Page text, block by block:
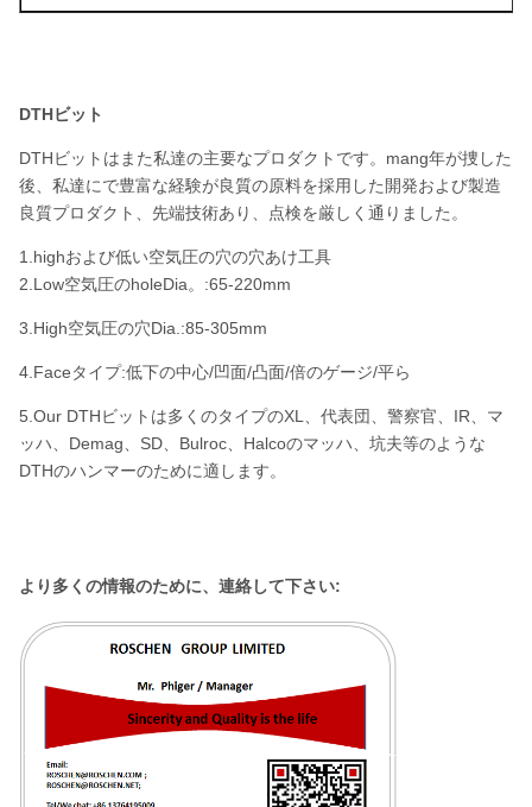
DTHビット
DTHビットはまた私達の主要なプロダクトです。mang年が捜した
後、私達にで豊富な経験が良質の原料を採用した開発および製造
良質プロダクト、先端技術あり、点検を厳しく通りました。
1.highおよび低い空気圧の穴の穴あけ工具
2.Low空気圧のholeDia。:65-220mm
3.High空気圧の穴Dia.:85-305mm
4.Faceタイプ:低下の中心/凹面/凸面/倍のゲージ/平ら
5.Our DTHビットは多くのタイプのXL、代表団、警察官、IR、マ
ッハ、Demag、SD、Bulroc、Halcoのマッハ、坑夫等のような
DTHのハンマーのために適します。
より多くの情報のために、連絡して下さい: